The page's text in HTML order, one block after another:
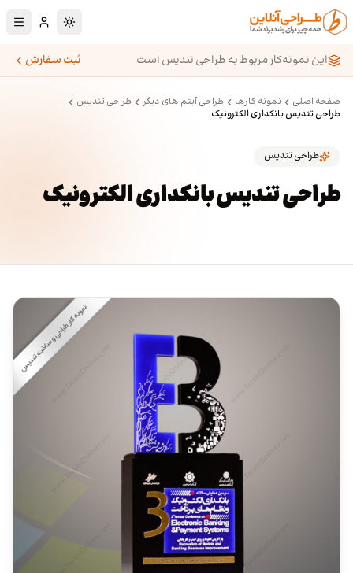
پرش به محتوای اصلی
تغییر به حالت
این نمونه‌کار مربوط به طراحی تندیس است
ثبت سفارش
صفحه اصلی نمونه کارها طراحی آیتم های دیگر
طراحی تندیس
طراحی تندیس بانکداری الکترونیک
طراحی تندیس
طراحی تندیس بانکداری الکترونیک